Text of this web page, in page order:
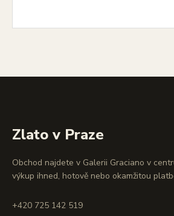
Zlato v Praze
Obchod najdete v Galerii Graciano v
výkup ihned, hotově nebo okamžitou
+420 725 142 519